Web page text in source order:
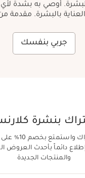
أوصي به بشدة
بالبشرة. مقدمة
جربي بنفسك
بنشرة كلارنس
بخصم 10% على أول طلب**!
دائماً بأحدث العروض
والمنتجات الجديدة